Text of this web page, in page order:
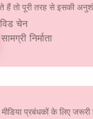
हैं तो पूरी तरह से इसकी
चेन
निर्माता
प्रबंधकों के लिए जरूरी